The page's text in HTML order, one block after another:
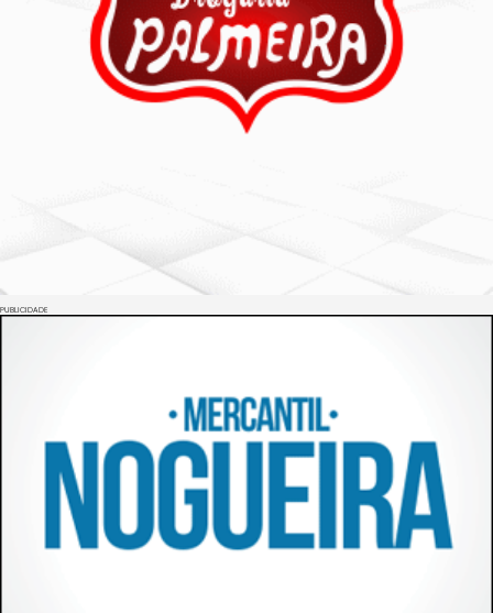
PUBLICIDADE